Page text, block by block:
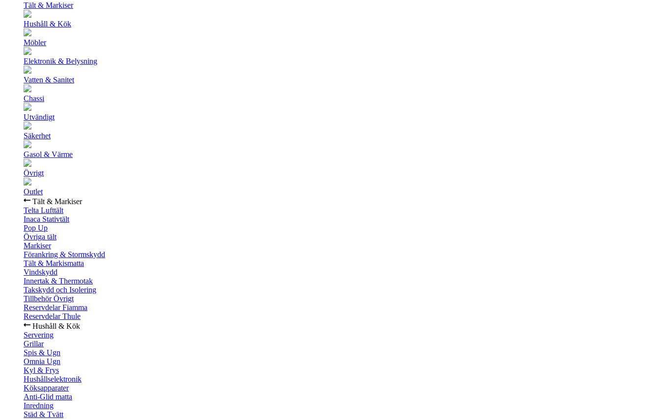
Tält & Markiser
Hushåll & Kök
Möbler
Elektronik & Belysning
Vatten & Sanitet
Chassi
Utvändigt
Säkerhet
Gasol & Värme
Övrigt
Outlet
Tält & Markiser
Telta Lufttält
Inaca Stativtält
Pop Up
Övriga tält
Markiser
Förankring & Stormskydd
Tält & Markismatta
Vindskydd
Innertak & Thermotak
Takskydd och Isolering
Tillbehör Övrigt
Reservdelar Fiamma
Reservdelar Thule
Hushåll & Kök
Servering
Grillar
Spis & Ugn
Omnia Ugn
Kyl & Frys
Hushållselektronik
Köksapparater
Anti-Glid matta
Inredning
Städ & Tvätt